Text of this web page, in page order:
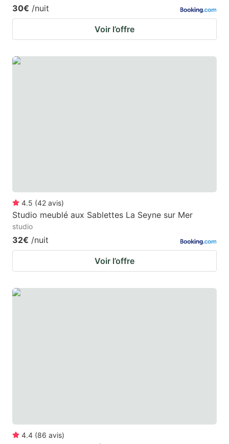
30€ /nuit
Voir l’offre
4.5 (42 avis)
Studio meublé aux Sablettes La Seyne sur Mer
studio
32€ /nuit
Voir l’offre
4.4 (86 avis)